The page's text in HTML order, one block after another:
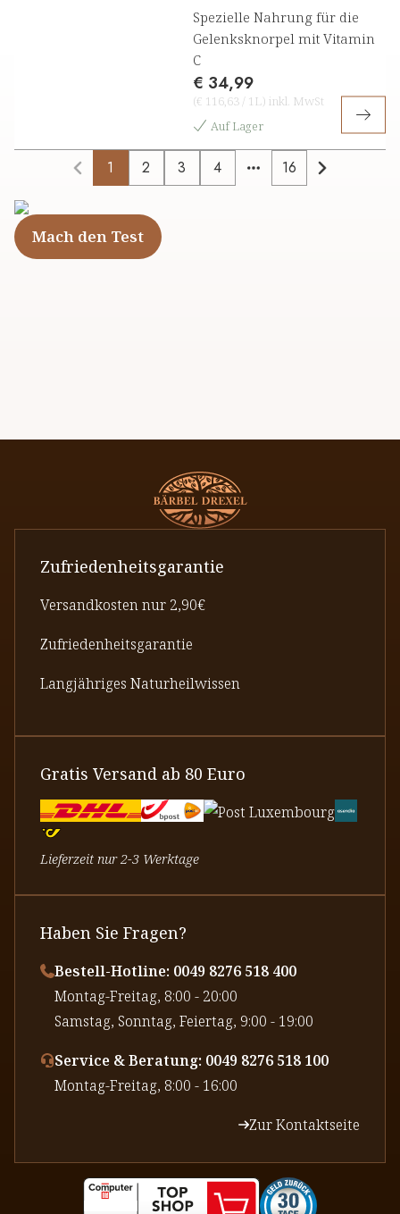
Spezielle Nahrung für die
Gelenksknorpel mit Vitamin
C
€ 34,99
(€ 116,63 / 1L) inkl. MwSt
Auf Lager
1 2 3 4
More pages
16
Mach den Test
Zufriedenheitsgarantie
Versandkosten nur 2,90€
Zufriedenheitsgarantie
Langjähriges Naturheilwissen
Gratis Versand ab 80 Euro
Lieferzeit nur 2-3 Werktage
Haben Sie Fragen?
Bestell-Hotline: 0049 8276 518 400
⁠Montag-Freitag, 8:00 - 20:00
⁠Samstag, Sonntag, Feiertag, 9:00 - 19:00
Service & Beratung: 0049 8276 518 100
⁠Montag-Freitag, 8:00 - 16:00
Zur Kontaktseite